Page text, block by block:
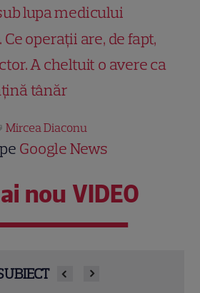
lupa medicului
operații are, de fapt,
A cheltuit o avere ca
tânăr
Mircea Diaconu
Google News
nou VIDEO